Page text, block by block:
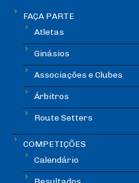
FAÇA PARTE
Atletas
Ginásios
Associações e Clubes
Árbitros
Route Setters
COMPETIÇÕES
Calendário